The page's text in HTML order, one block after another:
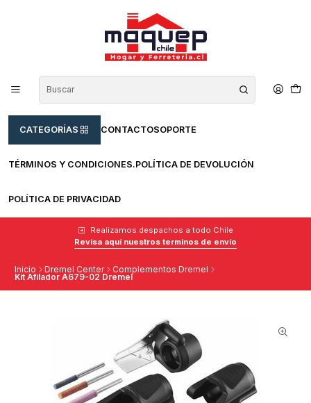
CATEGORÍAS CONTACTOSOPORTE
TÉRMINOS Y CONDICIONES.POLÍTICA DE DEVOLUCIÓN
POLÍTICA DE PRIVACIDAD
Realizamos despachos a todo Chile
Revisa aquí nuestros terminos de envío
Inicio Dremel Center Complementos Dremel
Kit Afilador A679-02 Dremel